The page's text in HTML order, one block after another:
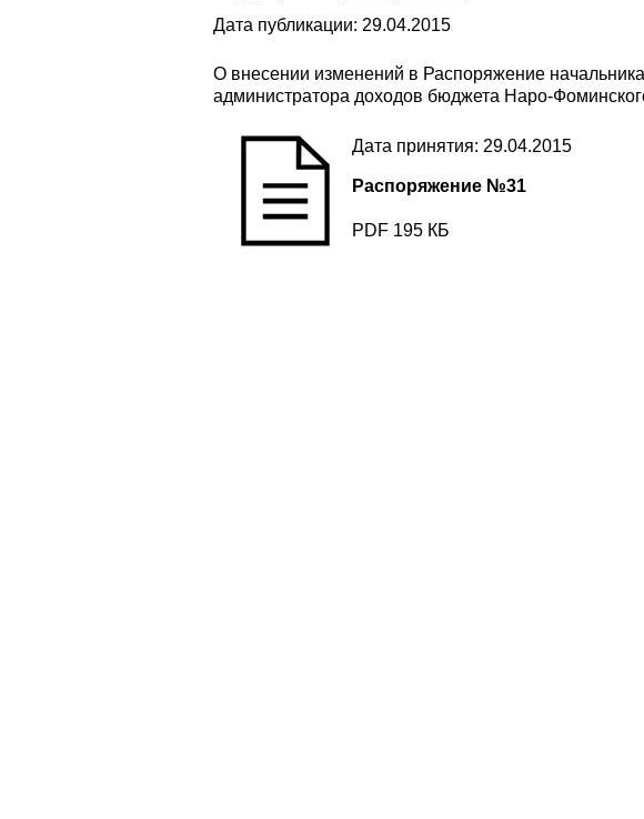
Дата публикации: 29.04.2015
О внесении изменений в Распоряжение
администратора доходов бюджета Наро-
Дата принятия: 29.04.2015
Распоряжение №31
PDF 195 КБ